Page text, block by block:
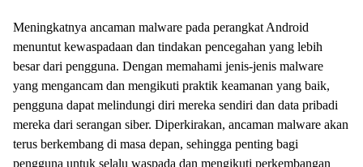
Meningkatnya ancaman malware pada perangkat Android
menuntut kewaspadaan dan tindakan pencegahan yang lebih
besar dari pengguna. Dengan memahami jenis-jenis malware
yang mengancam dan mengikuti praktik keamanan yang baik,
pengguna dapat melindungi diri mereka sendiri dan data pribadi
mereka dari serangan siber. Diperkirakan, ancaman malware akan
terus berkembang di masa depan, sehingga penting bagi
pengguna untuk selalu waspada dan mengikuti perkembangan